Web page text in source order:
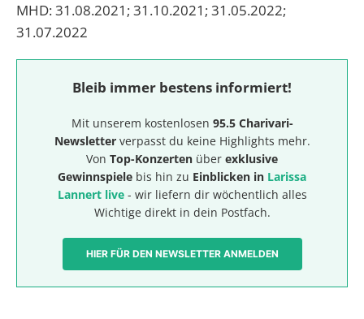
MHD: 31.08.2021; 31.10.2021; 31.05.2022;
31.07.2022
Bleib immer bestens informiert!
Mit unserem kostenlosen 95.5 Charivari-
Newsletterverpasst du keine Highlights mehr.
Von Top-Konzerten über exklusive
Gewinnspiele bis hin zu Einblicken in Larissa
Lannert live- wir liefern dir wöchentlich alles
Wichtige direkt in dein Postfach.
HIER FÜR DEN NEWSLETTER ANMELDEN